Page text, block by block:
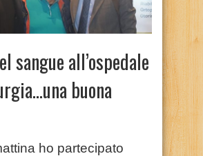
sangue all’ospedale
buona
ho partecipato